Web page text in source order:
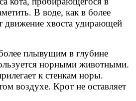
В воде, как в более
движение хвоста удирающей
плывущим в глубине
норными животными.
к стенкам норы.
воздухе. Крот не оставляет